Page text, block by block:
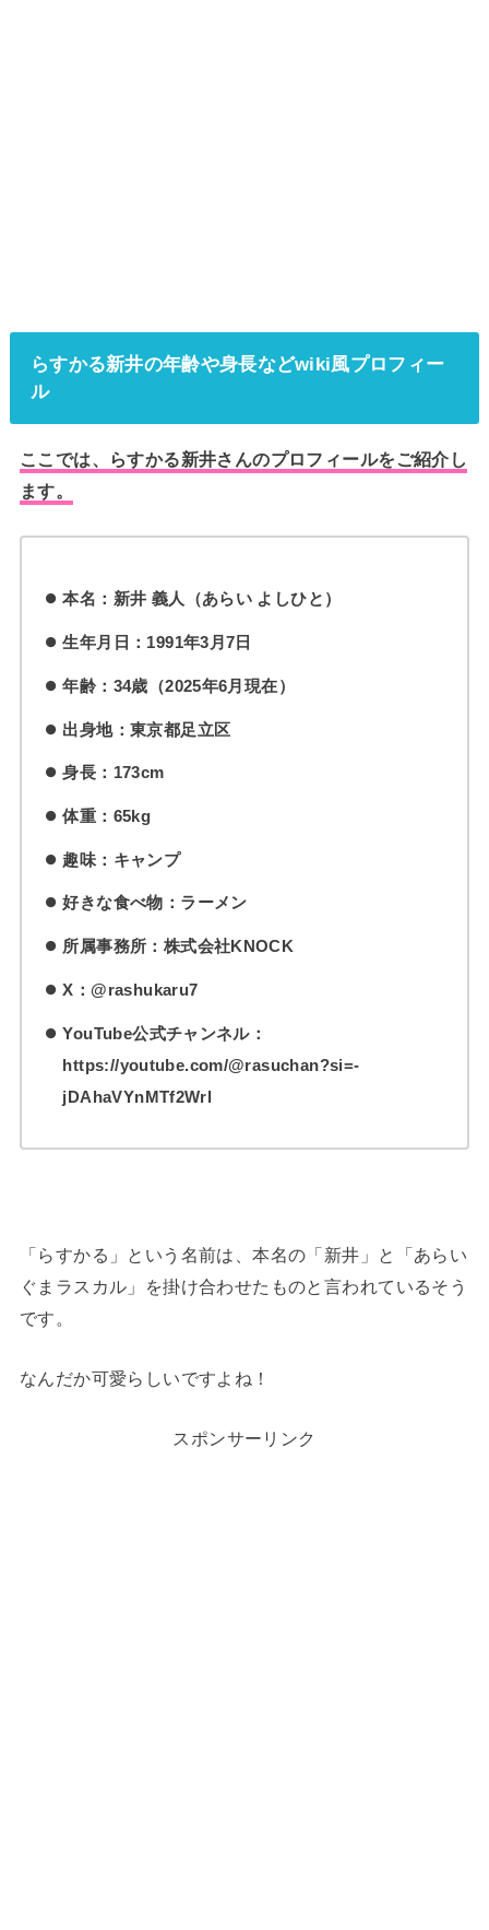
らすかる新井の年齢や身長などwiki風プロフィー
ル
ここでは、らすかる新井さんのプロフィールをご紹介し
ます。
本名：新井 義人（あらい よしひと）
生年月日：1991年3月7日
年齢：34歳（2025年6月現在）
出身地：東京都足立区
身長：173cm
体重：65kg
趣味：キャンプ
好きな食べ物：ラーメン
所属事務所：株式会社KNOCK
X：@rashukaru7
YouTube公式チャンネル：
https://youtube.com/@rasuchan?si=-
jDAhaVYnMTf2Wrl
「らすかる」という名前は、本名の「新井」と「あらい
ぐまラスカル」を掛け合わせたものと言われているそう
です。
なんだか可愛らしいですよね！
スポンサーリンク